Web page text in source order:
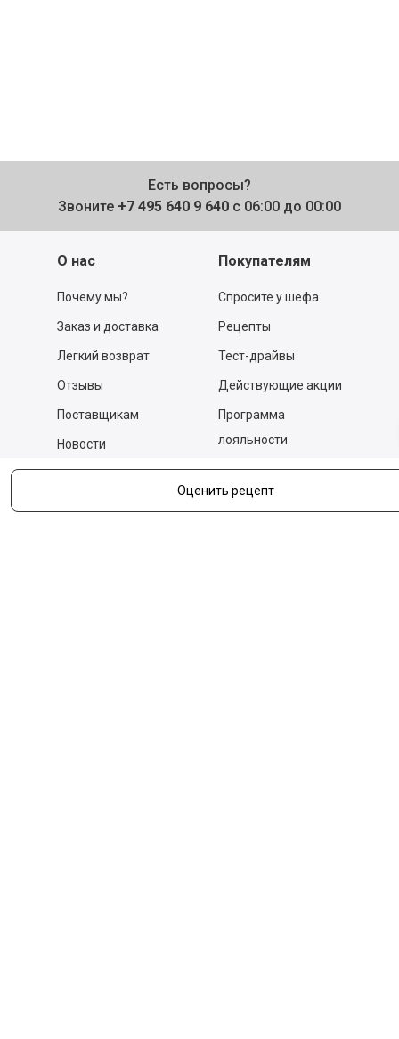
Оценить рецепт
Есть вопросы?
Звоните +7 495 640 9 640 с 06:00 до 00:00
О нас
Почему мы?
Заказ и доставка
Легкий возврат
Отзывы
Поставщикам
Новости
Гастрономы и устричные
Покупателям
Спросите у шефа
Рецепты
Тест-драйвы
Действующие акции
Программа
лояльности
Бизнесу
Вакансии